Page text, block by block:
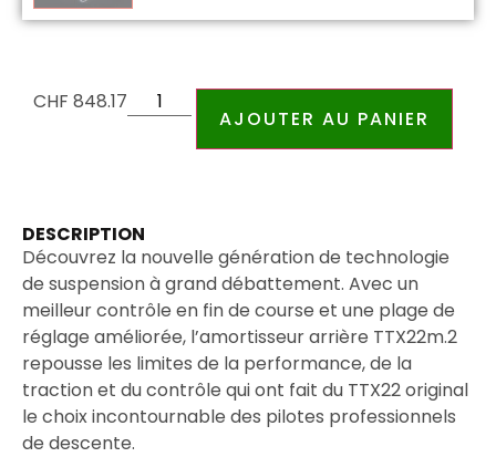
CHF 848.17
AJOUTER AU PANIER
DESCRIPTION
Découvrez la nouvelle génération de technologie
de suspension à grand débattement. Avec un
meilleur contrôle en fin de course et une plage de
réglage améliorée, l’amortisseur arrière TTX22m.2
repousse les limites de la performance, de la
traction et du contrôle qui ont fait du TTX22 original
le choix incontournable des pilotes professionnels
de descente.